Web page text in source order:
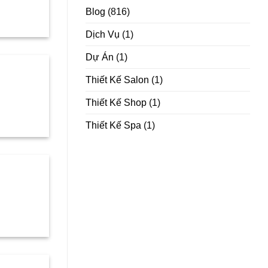
Blog (816)
Dịch Vụ (1)
Dự Án (1)
Thiết Kế Salon (1)
Thiết Kế Shop (1)
Thiết Kế Spa (1)